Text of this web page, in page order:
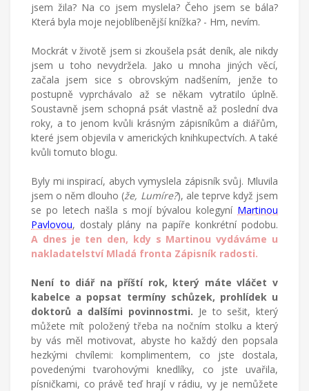
jsem žila? Na co jsem myslela? Čeho jsem se bála?
Která byla moje nejoblíbenější knížka? - Hm, nevím.
Mockrát v životě jsem si zkoušela psát deník, ale nikdy
jsem u toho nevydržela. Jako u mnoha jiných věcí,
začala jsem sice s obrovským nadšením, jenže to
postupně vyprchávalo až se někam vytratilo úplně.
Soustavně jsem schopná psát vlastně až poslední dva
roky, a to jenom kvůli krásným zápisníkům a diářům,
které jsem objevila v amerických knihkupectvích. A také
kvůli tomuto blogu.
Byly mi inspirací, abych vymyslela zápisník svůj. Mluvila
jsem o něm dlouho (že, Lumíre?), ale teprve když jsem
se po letech našla s mojí bývalou kolegyní Martinou
Pavlovou, dostaly plány na papíře konkrétní podobu.
A dnes je ten den, kdy s Martinou vydáváme u
nakladatelství Mladá fronta Zápisník radosti.
Není to diář na příští rok, který máte vláčet v
kabelce a popsat termíny schůzek, prohlídek u
doktorů a dalšími povinnostmi. Je to sešit, který
můžete mít položený třeba na nočním stolku a který
by vás měl motivovat, abyste ho každý den popsala
hezkými chvílemi: komplimentem, co jste dostala,
povedenými tvarohovými knedlíky, co jste uvařila,
písničkami, co právě teď hrají v rádiu, vy je nemůžete